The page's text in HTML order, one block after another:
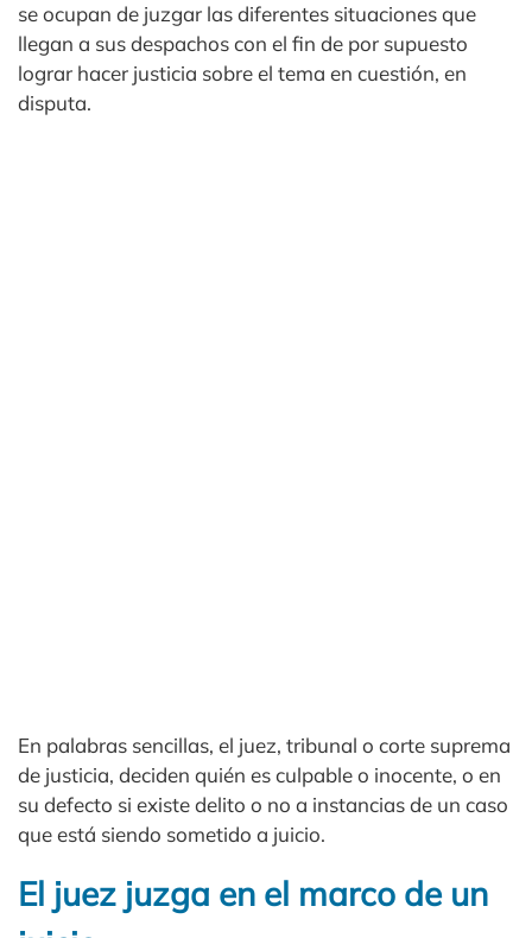
se ocupan de juzgar las diferentes situaciones que
llegan a sus despachos con el fin de por supuesto
lograr hacer justicia sobre el tema en cuestión, en
disputa.
En palabras sencillas, el juez, tribunal o corte suprema
de justicia, deciden quién es culpable o inocente, o en
su defecto si existe delito o no a instancias de un caso
que está siendo sometido a juicio.
El juez juzga en el marco de un